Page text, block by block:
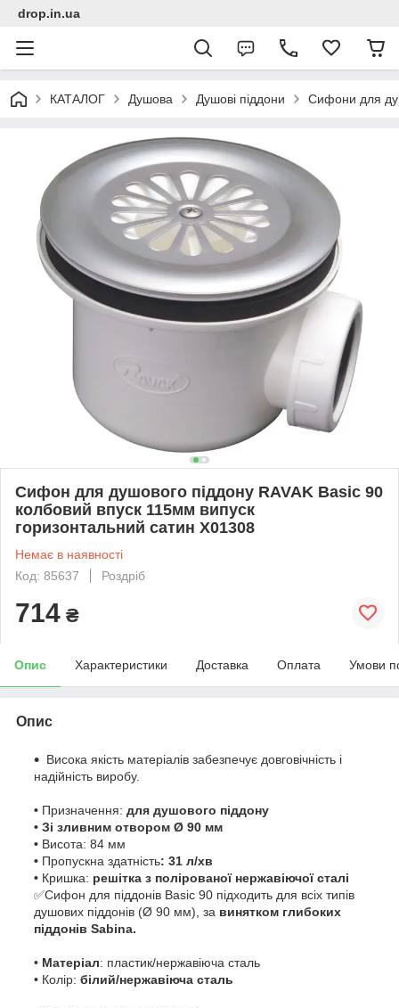
drop.in.ua
КАТАЛОГ Душова Душові піддони Сифони для
Сифон для душового піддону RAVAK Basic 90
колбовий впуск 115мм випуск
горизонтальний сатин X01308
Немає в наявності
Код: 85637
Роздріб
714 ₴
Опис Характеристики Доставка Оплата Умови
Опис
Висока якість матеріалів забезпечує довговічність і
надійність виробу.
• Призначення: для душового піддону
• Зі зливним отвором Ø 90 мм
• Висота: 84 мм
• Пропускна здатність: 31 л/хв
• Кришка: решітка з полірованої нержавіючої сталі
✅Сифон для піддонів Basic 90 підходить для всіх типів
душових піддонів (Ø 90 мм), за винятком глибоких
піддонів Sabina.
• Матеріал: пластик/нержавіюча сталь
• Колір: білий/нержавіюча сталь